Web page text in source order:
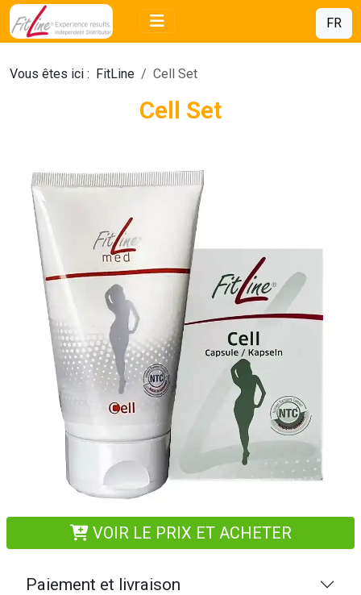
FR
Vous êtes ici : FitLine Cell Set
Cell Set
VOIR LE PRIX ET ACHETER
Paiement et livraison